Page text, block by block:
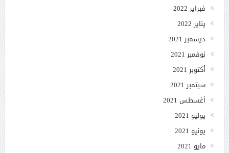
فبراير 2022
يناير 2022
ديسمبر 2021
نوفمبر 2021
أكتوبر 2021
سبتمبر 2021
أغسطس 2021
يوليو 2021
يونيو 2021
مايو 2021